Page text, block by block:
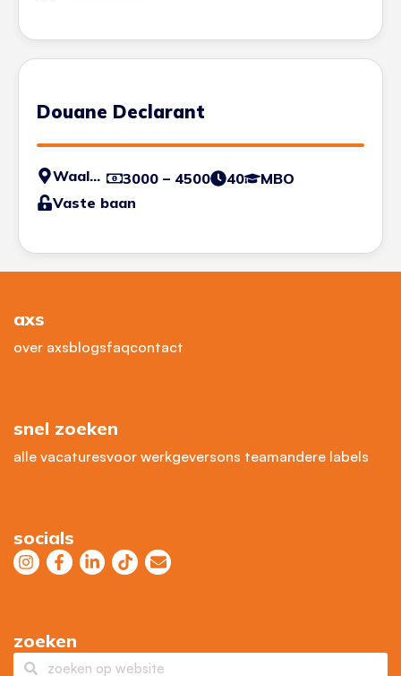
Douane Declarant
Waalhaven 3000 – 4500 40
MBO
Vaste baan
axs
over axsblogsfaqcontact
snel zoeken
alle vacaturesvoor werkgeversons teamandere labels
socials
zoeken